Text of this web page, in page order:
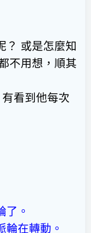
？ 或是怎麼知
不用想，順其
有看到他每次
了。
輪在轉動。